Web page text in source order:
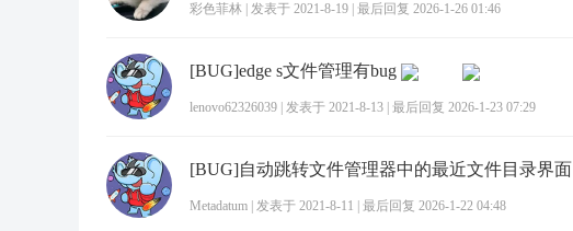
彩色菲林 发表于 2021-8-19 最后回复 2026-1-26 01:46
[BUG]edge s文件管理有bug
lenovo62326039 发表于 2021-8-13 最后回复 2026-1-23 07:29
[BUG]自动跳转文件管理器中的最近文件目录界面
Metadatum 发表于 2021-8-11 最后回复 2026-1-22 04:48